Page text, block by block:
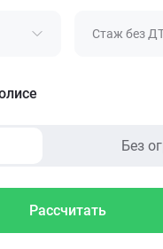
Стаж без
Без
Рассчитать